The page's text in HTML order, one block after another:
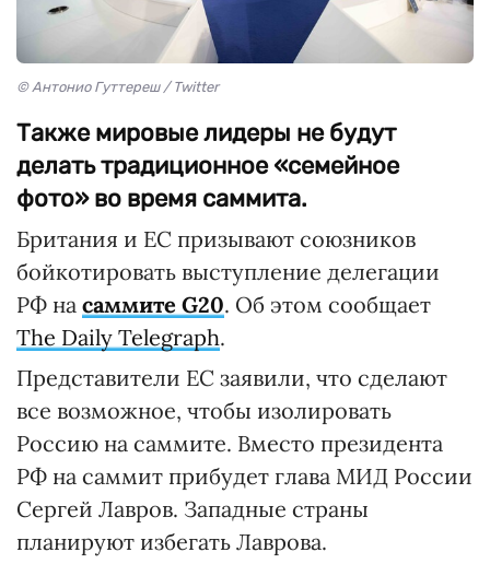
© Антонио Гуттереш / Twitter
Также мировые лидеры не будут
делать традиционное «семейное
фото» во время саммита.
Британия и ЕС призывают союзников
бойкотировать выступление делегации
РФ на саммите G20. Об этом сообщает
The Daily Telegraph.
Представители ЕС заявили, что сделают
все возможное, чтобы изолировать
Россию на саммите. Вместо президента
РФ на саммит прибудет глава МИД России
Сергей Лавров. Западные страны
планируют избегать Лаврова.